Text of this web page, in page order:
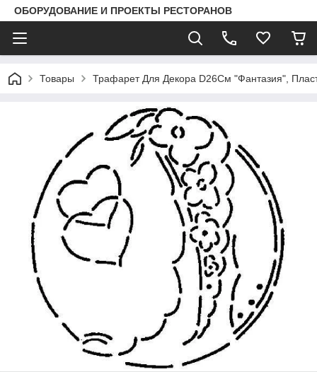
ОБОРУДОВАНИЕ И ПРОЕКТЫ РЕСТОРАНОВ
Товары Трафарет Для Декора D26См "Фантазия",